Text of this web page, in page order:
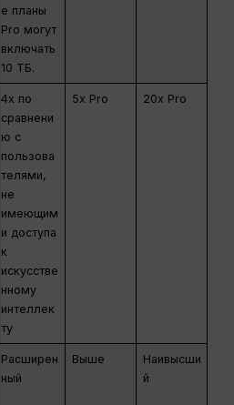
е планы
Pro могут
включать
10 ТБ.
4x по
сравнени
ю с
пользова
телями,
не
имеющим
и доступа
к
искусстве
нному
интеллек
ту
5x Pro 20x Pro
Расширен
ный
Выше
Наивысши
й